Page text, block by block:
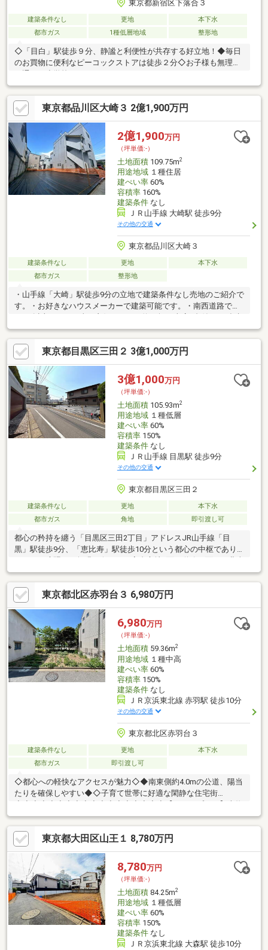
東京都新宿区下落合３
建築条件なし 更地
本下水
都市ガス
1種低層地域 整形地
◇「目白」駅徒歩９分、静謐と利便性が共存する好立地！◆毎日
のお買物に便利なピーコックストアは徒歩２分◇お子様も無理な
◇◆◇◆◇◆◇◆◇◆◇◆◇◆◇◆◇◆◇◆◇◆◇◆【ライ
フプラン】本物件においての住宅ローンシミュレーションはもち
ろん、本物件購入後１０～２０年後のライフサイクルの変化を見
据えた長期的なライフプランシミュレーションを実施します。
【物件調査報告書】本物件に関する独自の物件調査報告書を作成
します。重要事項説明に載らないような住んでから気になる事項
を色々な角度から調査して、お客様にとっての購入リスクの有無
を徹底的に確認して提供します
東京都品川区大崎３ 2億1,900万円
2億1,900万円
（坪単価:-）
土地面積109.75m2
用途地域１種住居
建ぺい率60%
容積率160%
建築条件なし
ＪＲ山手線 大崎駅 徒歩9分
その他の交通
東京都品川区大崎３
建築条件なし 更地
本下水
都市ガス
整形地
・山手線「大崎」駅徒歩9分の立地で建築条件なし売地のご紹介で
す。・お好きなハウスメーカーで建築可能です。・南西道路で間
プラン。・子育て環境・生活環境良好。弊社ではご自宅から現地
まで無料で送迎サービスを行っています。お客様のご予算・ご要
望に合わせてハウスメーカーのご提案をいたします。お気軽にお
問い合わせください。
東京都目黒区三田２ 3億1,000万円
3億1,000万円
（坪単価:-）
土地面積105.93m2
用途地域１種低層
建ぺい率60%
容積率150%
建築条件なし
ＪＲ山手線 目黒駅 徒歩9分
その他の交通
東京都目黒区三田２
建築条件なし 更地
本下水
都市ガス
角地 即引渡し可
都心の矜持を纏う「目黒区三田2丁目」アドレスJR山手線「目
黒」駅徒歩9分、「恵比寿」駅徒歩10分という都心の中枢であり
角地・高台という絶好のロケーションにより、優れた陽当たり・
通風と圧倒的な邸宅としての存在感を放ちます弊社提携ハウスメ
ーカーのご紹介可能です。お気軽にご相談くださいませ。
東京都北区赤羽台３ 6,980万円
6,980万円
（坪単価:-）
土地面積59.36m2
用途地域１種中高
建ぺい率60%
容積率150%
建築条件なし
ＪＲ京浜東北線 赤羽駅 徒歩10分
その他の交通
東京都北区赤羽台３
建築条件なし 更地
本下水
都市ガス
即引渡し可
◇都心への軽快なアクセスが魅力◇◆南東側約4.0mの公道、陽当
たりを確保しやすい◆◇子育て世帯に好適な閑静な住宅街
◇◇◆◇◆◇◆◇◆◇◆◇◆◇◆◇◆◇【ライフプラン】本物
件においての住宅ローンシュミレーションはもちろん、本物件購
入後１０年～２０年後のライフサイクルの変化を見据えた長期的
なライフプランシュミレーションを実施します。【物件調査報告
書】本物件に関する独自の物件調査報告書を作成します。重要事
項説明に載らないような住んでから気になる事項を色々な角度か
ら調査してお客様にとっての購入リスクの有無を徹底的に確認し
て提供します。◇◆◇◆◇◆◇◆◇◆◇◆◇◆◇◆◇
東京都大田区山王１ 8,780万円
8,780万円
（坪単価:-）
土地面積84.25m2
用途地域１種低層
建ぺい率60%
容積率150%
建築条件なし
ＪＲ京浜東北線 大森駅 徒歩10分